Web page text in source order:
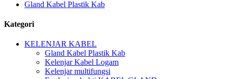
Gland Kabel Plastik Kab
Kategori
KELENJAR KABEL
Gland Kabel Plastik Kab
Kelenjar Kabel Logam
Kelenjar multifungsi